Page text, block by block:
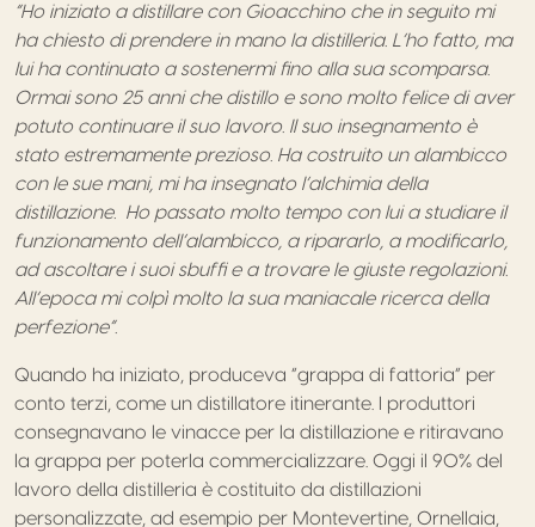
“Ho iniziato a distillare con Gioacchino che in seguito mi
ha chiesto di prendere in mano la distilleria. L’ho fatto, ma
lui ha continuato a sostenermi fino alla sua scomparsa.
Ormai sono 25 anni che distillo e sono molto felice di aver
potuto continuare il suo lavoro. Il suo insegnamento è
stato estremamente prezioso. Ha costruito un alambicco
con le sue mani, mi ha insegnato l’alchimia della
distillazione. Ho passato molto tempo con lui a studiare il
funzionamento dell’alambicco, a ripararlo, a modificarlo,
ad ascoltare i suoi sbuffi e a trovare le giuste regolazioni.
All’epoca mi colpì molto la sua maniacale ricerca della
perfezione”.
Quando ha iniziato, produceva “grappa di fattoria” per
conto terzi, come un distillatore itinerante. I produttori
consegnavano le vinacce per la distillazione e ritiravano
la grappa per poterla commercializzare. Oggi il 90% del
lavoro della distilleria è costituito da distillazioni
personalizzate, ad esempio per Montevertine, Ornellaia,